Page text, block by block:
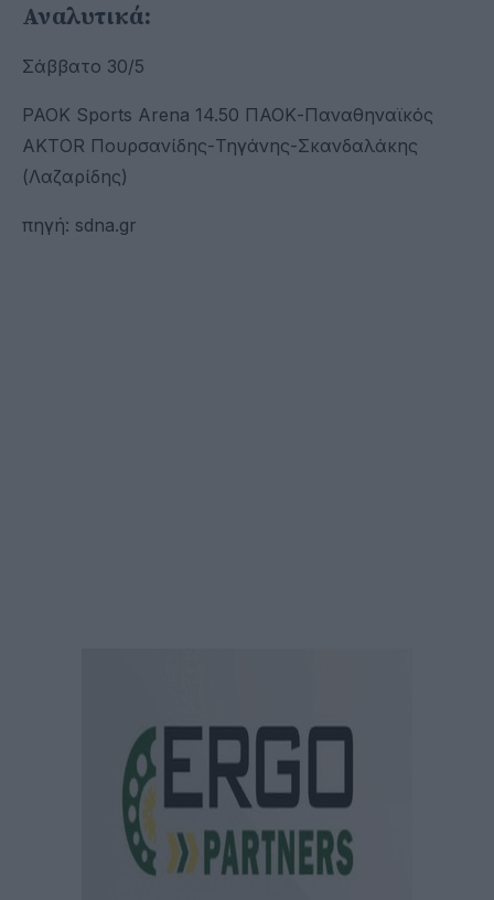
Αναλυτικά:
Σάββατο 30/5
PAOK Sports Arena 14.50 ΠΑΟΚ-Παναθηναϊκός
AKTOR Πουρσανίδης-Τηγάνης-Σκανδαλάκης
(Λαζαρίδης)
πηγή: sdna.gr